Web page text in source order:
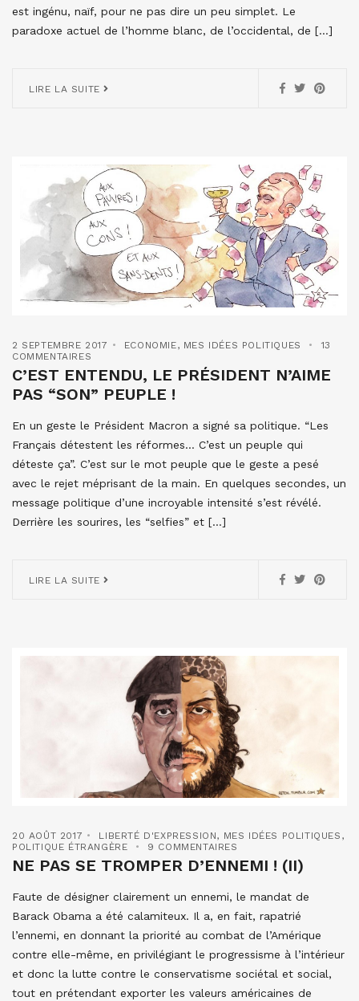
est ingénu, naïf, pour ne pas dire un peu simplet. Le
paradoxe actuel de l’homme blanc, de l’occidental, de […]
LIRE LA SUITE
2 SEPTEMBRE 2017 ECONOMIE, MES IDÉES POLITIQUES
13
COMMENTAIRES
C’EST ENTENDU, LE PRÉSIDENT N’AIME
PAS “SON” PEUPLE !
En un geste le Président Macron a signé sa politique. “Les
Français détestent les réformes… C’est un peuple qui
déteste ça”. C’est sur le mot peuple que le geste a pesé
avec le rejet méprisant de la main. En quelques secondes, un
message politique d’une incroyable intensité s’est révélé.
Derrière les sourires, les “selfies” et […]
LIRE LA SUITE
20 AOÛT 2017 LIBERTÉ D'EXPRESSION, MES IDÉES POLITIQUES ,
POLITIQUE ÉTRANGÈRE
9 COMMENTAIRES
NE PAS SE TROMPER D’ENNEMI ! (II)
Faute de désigner clairement un ennemi, le mandat de
Barack Obama a été calamiteux. Il a, en fait, rapatrié
l’ennemi, en donnant la priorité au combat de l’Amérique
contre elle-même, en privilégiant le progressisme à l’intérieur
et donc la lutte contre le conservatisme sociétal et social,
tout en prétendant exporter les valeurs américaines de